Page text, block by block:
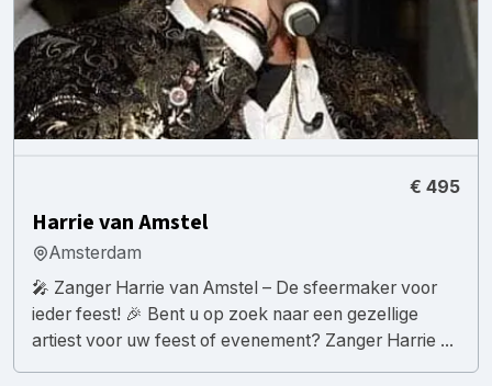
€ 495
Harrie van Amstel
Amsterdam
🎤 Zanger Harrie van Amstel – De sfeermaker voor
ieder feest! 🎉 Bent u op zoek naar een gezellige
artiest voor uw feest of evenement? Zanger Harrie ...